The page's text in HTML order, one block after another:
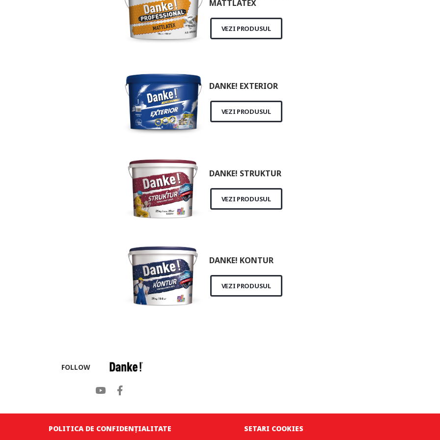
MATTLATEX
VEZI PRODUSUL
DANKE! EXTERIOR
VEZI PRODUSUL
DANKE! STRUKTUR
VEZI PRODUSUL
DANKE! KONTUR
VEZI PRODUSUL
FOLLOW
POLITICA DE CONFIDENȚIALITATE SETARI COOKIES